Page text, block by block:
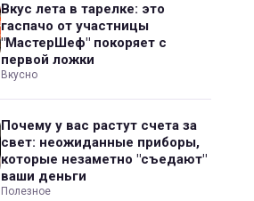
Вкус лета в тарелке: это
гаспачо от участницы
"МастерШеф" покоряет с
первой ложки
Вкусно
Почему у вас растут счета за
свет: неожиданные приборы,
которые незаметно "съедают"
ваши деньги
Полезное